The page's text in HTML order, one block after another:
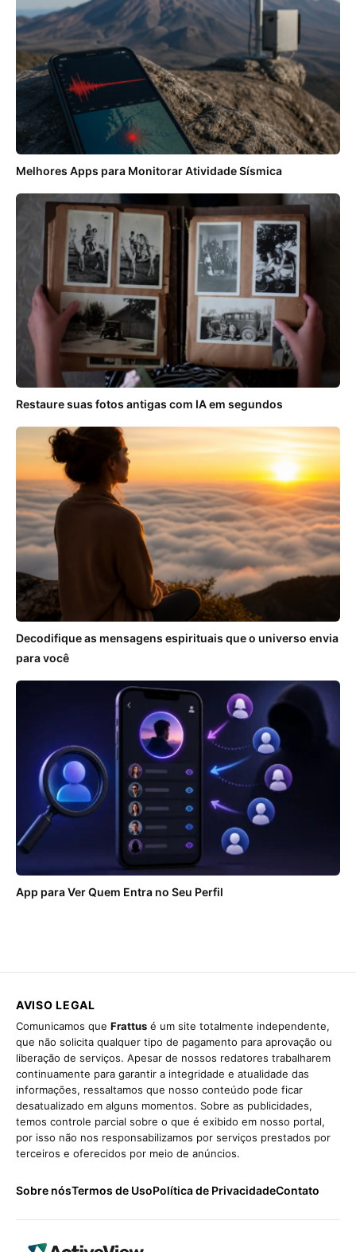
Melhores Apps para Monitorar Atividade Sísmica
Restaure suas fotos antigas com IA em segundos
Decodifique as mensagens espirituais que o universo envia
para você
App para Ver Quem Entra no Seu Perfil
AVISO LEGAL
Comunicamos que Frattus é um site totalmente independente,
que não solicita qualquer tipo de pagamento para aprovação ou
liberação de serviços. Apesar de nossos redatores trabalharem
continuamente para garantir a integridade e atualidade das
informações, ressaltamos que nosso conteúdo pode ficar
desatualizado em alguns momentos. Sobre as publicidades,
temos controle parcial sobre o que é exibido em nosso portal,
por isso não nos responsabilizamos por serviços prestados por
terceiros e oferecidos por meio de anúncios.
Sobre nósTermos de UsoPolítica de PrivacidadeContato